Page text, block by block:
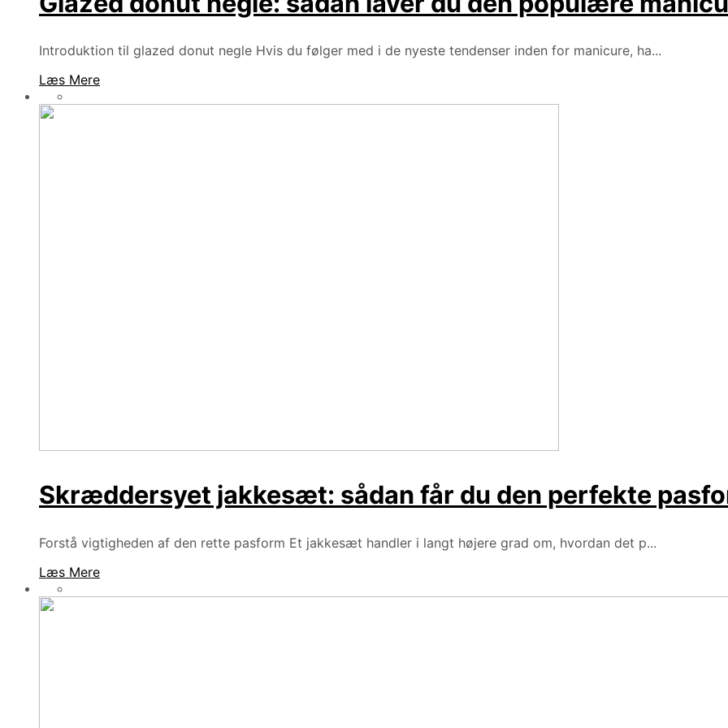
Introduktion til glazed donut negle Hvis du følger med i de nyeste tendenser inden for manicure, ha...
Læs Mere
Skræddersyet jakkesæt: sådan får du den perfekte
Forstå vigtigheden af den rette pasform Et jakkesæt handler i langt højere grad om, hvordan det p...
Læs Mere